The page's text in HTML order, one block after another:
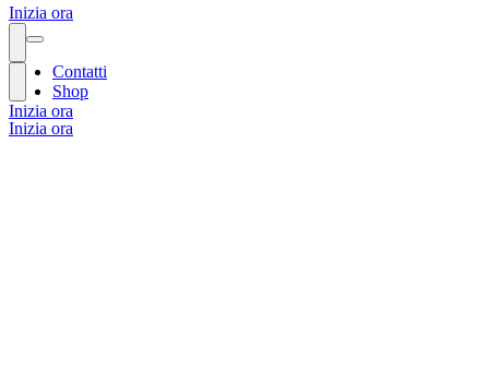
Inizia ora
Inizia ora
Contatti
Shop
Inizia ora